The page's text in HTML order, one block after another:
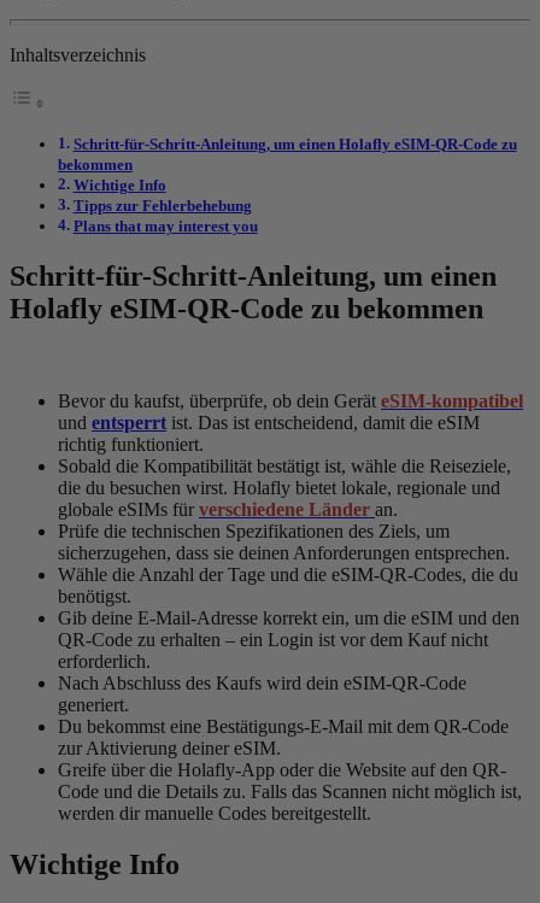
Inhaltsverzeichnis
Schritt-für-Schritt-Anleitung, um einen Holafly eSIM-QR-Code zu
bekommen
Wichtige Info
Tipps zur Fehlerbehebung
Plans that may interest you
Schritt-für-Schritt-Anleitung, um einen
Holafly eSIM-QR-Code zu bekommen
Bevor du kaufst, überprüfe, ob dein Gerät eSIM-kompatibel
und entsperrt ist. Das ist entscheidend, damit die eSIM
richtig funktioniert.
Sobald die Kompatibilität bestätigt ist, wähle die Reiseziele,
die du besuchen wirst. Holafly bietet lokale, regionale und
globale eSIMs für verschiedene Länder an.
Prüfe die technischen Spezifikationen des Ziels, um
sicherzugehen, dass sie deinen Anforderungen entsprechen.
Wähle die Anzahl der Tage und die eSIM-QR-Codes, die du
benötigst.
Gib deine E-Mail-Adresse korrekt ein, um die eSIM und den
QR-Code zu erhalten – ein Login ist vor dem Kauf nicht
erforderlich.
Nach Abschluss des Kaufs wird dein eSIM-QR-Code
generiert.
Du bekommst eine Bestätigungs-E-Mail mit dem QR-Code
zur Aktivierung deiner eSIM.
Greife über die Holafly-App oder die Website auf den QR-
Code und die Details zu. Falls das Scannen nicht möglich ist,
werden dir manuelle Codes bereitgestellt.
Wichtige Info